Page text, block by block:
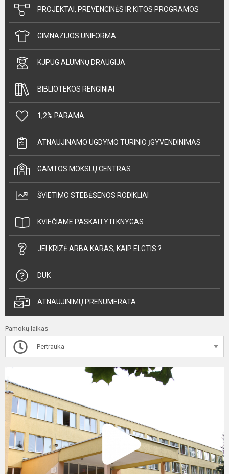
PROJEKTAI, PREVENCINĖS IR KITOS PROGRAMOS
GIMNAZIJOS UNIFORMA
KJPUG ALUMNŲ DRAUGIJA
BIBLIOTEKOS RENGINIAI
1,2% PARAMA
ATNAUJINAMO UGDYMO TURINIO ĮGYVENDINIMAS
GAMTOS MOKSLŲ CENTRAS
ŠVIETIMO STEBĖSENOS RODIKLIAI
KVIEČIAME PASKAITYTI KNYGAS
JEI KRIZĖ ARBA KARAS, KAIP ELGTIS ?
DUK
ATNAUJINIMŲ PRENUMERATA
Pamokų laikas
Pertrauka